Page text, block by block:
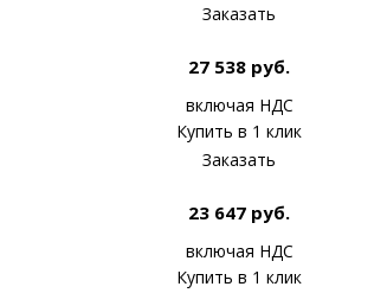
Заказать
27 538 руб.
включая НДС
Купить в 1 клик
Заказать
23 647 руб.
включая НДС
Купить в 1 клик